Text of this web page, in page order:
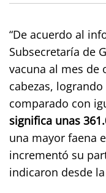
“De acuerdo al
Subsecretaría de
vacuna al mes de
cabezas,
comparado con
significa unas
una mayor faena
incrementó su
indicaron desde